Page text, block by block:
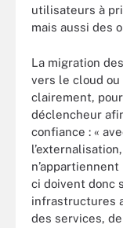
utilisateurs à
mais aussi des
La migration
vers le cloud
clairement,
déclencheur
confiance : «
ci doivent donc
infrastructures
des services, de